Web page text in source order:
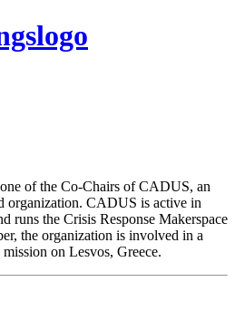
of the Co-Chairs of CADUS, an
organization. CADUS is active in
runs the Crisis Response Makerspace
the organization is involved in a
on Lesvos, Greece.